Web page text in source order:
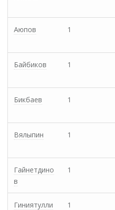
Аюпов 1
Байбиков 1
Бикбаев 1
Вялыпин 1
Гайнетдино
в
1
Гиниятулли
1